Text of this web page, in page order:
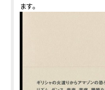
ます。